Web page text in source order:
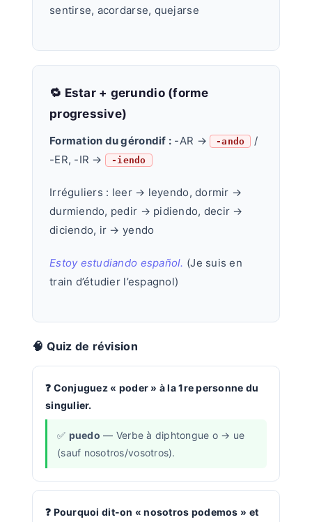
sentirse, acordarse, quejarse
🔁 Estar + gerundio (forme
progressive)
Formation du gérondif : -AR → -ando
/
-ER, -IR →
-iendo
Irréguliers : leer → leyendo, dormir →
durmiendo, pedir → pidiendo, decir →
diciendo, ir → yendo
Estoy estudiando español. (Je suis en
train d’étudier l’espagnol)
🧠 Quiz de révision
Conjuguez « poder » à la 1re personne du
singulier.
puedo — Verbe à diphtongue o → ue
(sauf nosotros/vosotros).
Pourquoi dit-on « nosotros podemos » et